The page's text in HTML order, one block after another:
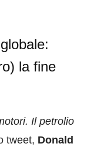
la fine
Il petrolio
tweet, Donald